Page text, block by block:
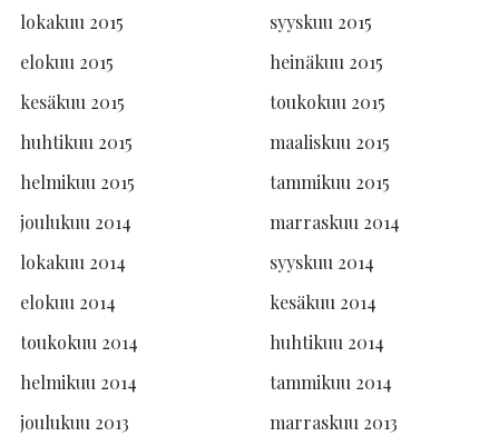
lokakuu 2015
syyskuu 2015
elokuu 2015
heinäkuu 2015
kesäkuu 2015
toukokuu 2015
huhtikuu 2015
maaliskuu 2015
helmikuu 2015
tammikuu 2015
joulukuu 2014
marraskuu 2014
lokakuu 2014
syyskuu 2014
elokuu 2014
kesäkuu 2014
toukokuu 2014
huhtikuu 2014
helmikuu 2014
tammikuu 2014
joulukuu 2013
marraskuu 2013